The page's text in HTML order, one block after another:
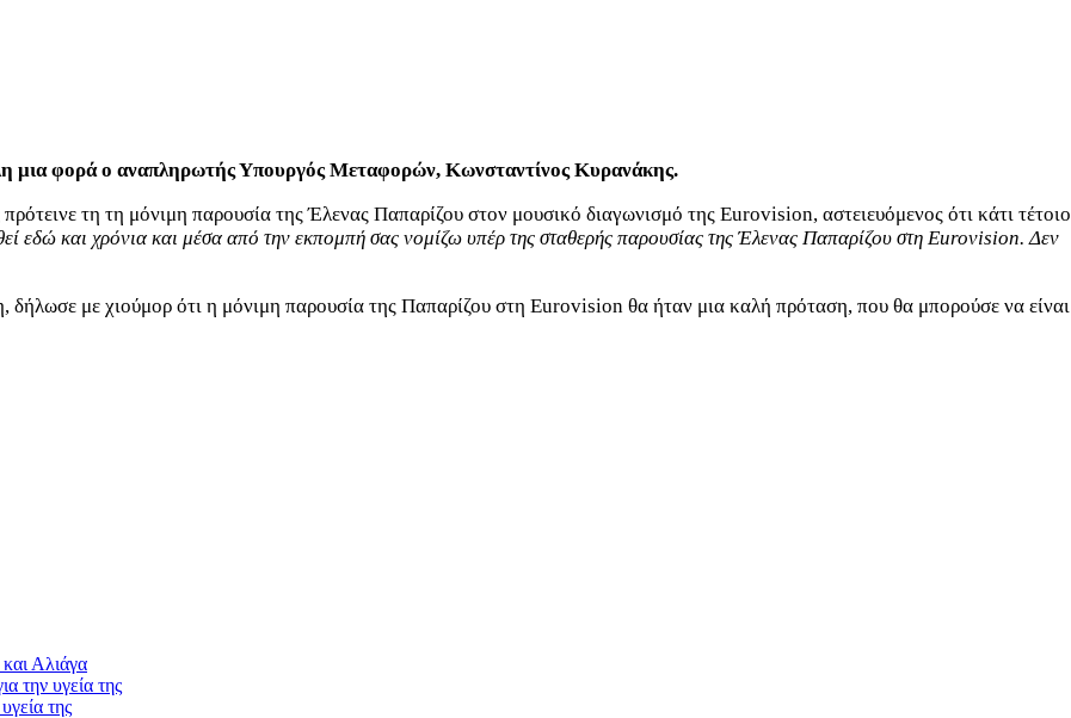
μια φορά ο αναπληρωτής Υπουργός Μεταφορών, Κωνσταντίνος Κυρανάκης.
τη τη μόνιμη παρουσία της Έλενας Παπαρίζου στον μουσικό διαγωνισμό της Eurovision, αστειευόμενος ότι κάτι τέτοιο
εδώ και χρόνια και μέσα από την εκπομπή σας νομίζω υπέρ της σταθερής παρουσίας της Έλενας Παπαρίζου στη Eurovision. Δεν
δήλωσε με χιούμορ ότι η μόνιμη παρουσία της Παπαρίζου στη Eurovision θα ήταν μια καλή πρόταση, που θα μπορούσε να είναι
Αλιάγα
την υγεία της
της